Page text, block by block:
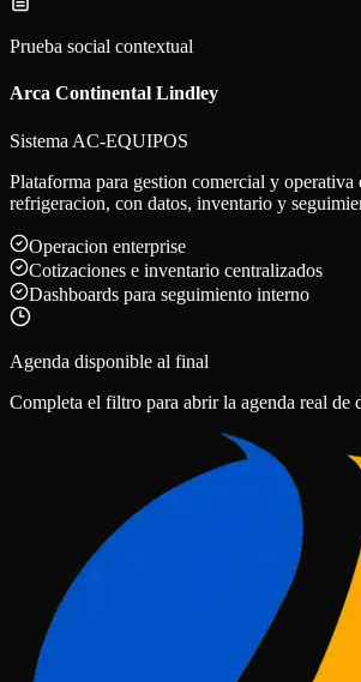
Prueba social contextual
Arca Continental Lindley
Sistema AC-EQUIPOS
Plataforma para gestion comercial y operativa
refrigeracion, con datos, inventario y
Operacion enterprise
Cotizaciones e inventario centralizados
Dashboards para seguimiento interno
Agenda disponible al final
Completa el filtro para abrir la agenda real de